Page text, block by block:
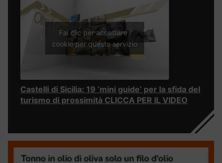
Fai clic per accettare i
cookie per questo servizio
Castelli di Sicilia: 19 ‘mini guide’ per la sfida del
turismo di prossimità CLICCA PER IL VIDEO